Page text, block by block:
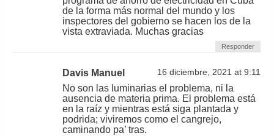
de la forma más normal del mundo y los
inspectores del gobierno se hacen los de la
vista extraviada. Muchas gracias
Responder
Davis Manuel 16 diciembre, 2021 at 9:11
No son las luminarias el problema, ni la
ausencia de materia prima. El problema está
en la raíz y mientras está siga plantada y
podrida; viviremos como el cangrejo,
caminando pa’ tras.